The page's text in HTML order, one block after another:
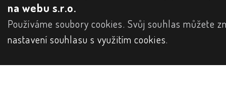
na webu s.r.o.
Používáme soubory cookies. Svůj souhlas můžete
nastavení souhlasu s využitím cookies.